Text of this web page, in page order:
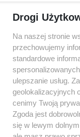
(tak, tak,
(KRYSTYNA
– jej mąż)
Wabich
– jej francuski
Drogi
Na naszej stronie
przechowujemy
standardowe
ulepszanie usług.
geolokalizacyjnych
cenimy Twoją
Zgoda jest
się w lewym